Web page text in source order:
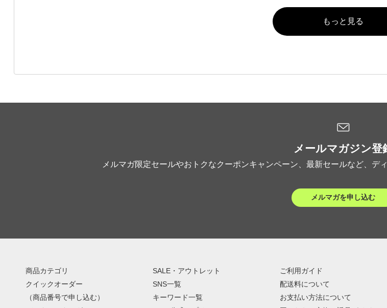
もっと見る
メールマガジン登
メルマガ限定セールやおトクなクーポンキャンペーン、最新セールなど、デ
メルマガを申し込む
商品カテゴリ
クイックオーダー
（商品番号で申し込む）
SALE・アウトレット
SNS一覧
キーワード一覧
ご利用ガイド
配送料について
お支払い方法について